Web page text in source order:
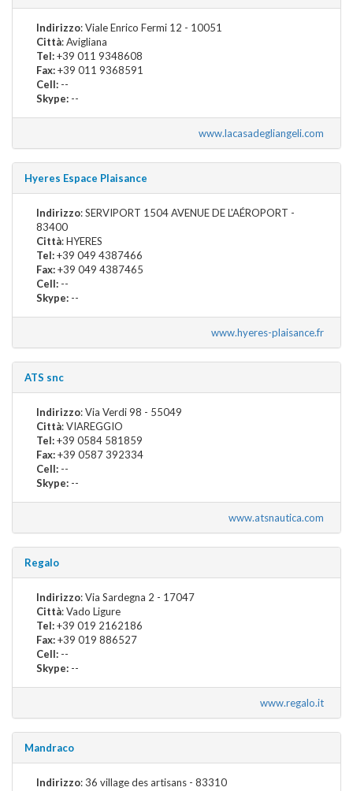
Indirizzo: Viale Enrico Fermi 12 - 10051
Città: Avigliana
Tel:+39 011 9348608
Fax:+39 011 9368591
Cell: --
Skype: --
www.lacasadegliangeli.com
Hyeres Espace Plaisance
Indirizzo: SERVIPORT 1504 AVENUE DE L'AÉROPORT -
83400
Città: HYERES
Tel:+39 049 4387466
Fax:+39 049 4387465
Cell: --
Skype: --
www.hyeres-plaisance.fr
ATS snc
Indirizzo: Via Verdi 98 - 55049
Città: VIAREGGIO
Tel:+39 0584 581859
Fax:+39 0587 392334
Cell: --
Skype: --
www.atsnautica.com
Regalo
Indirizzo: Via Sardegna 2 - 17047
Città: Vado Ligure
Tel:+39 019 2162186
Fax:+39 019 886527
Cell: --
Skype: --
www.regalo.it
Mandraco
Indirizzo: 36 village des artisans - 83310